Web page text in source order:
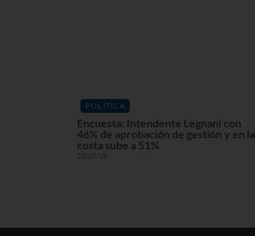
POLÍTICA
Encuesta: Intendente Legnani con
46% de aprobación de gestión y en la
costa sube a 51%
28/07/26